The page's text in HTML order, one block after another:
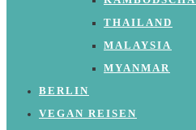
THAILAND
MALAYSIA
MYANMAR
BERLIN
VEGAN REISEN